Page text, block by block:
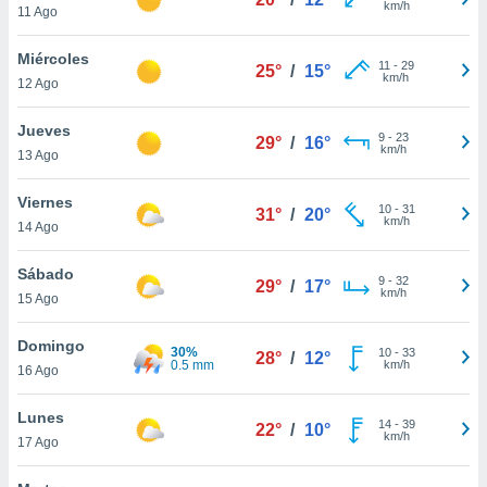
más
nuestra
y
disponible
cookies
aceptar
11 Ago
km/h
Miércoles
12 Ago
25° / 15° 11 - 29
km/h
Jueves
13 Ago
29° / 16° 9- 23
km/h
Viernes
14 Ago
31° / 20° 10- 31
km/h
Sábado
15 Ago
29° / 17° 9- 32
km/h
Domingo
16 Ago
30%
0.5 mm
28° / 12° 10- 33
km/h
Lunes
17 Ago
22° / 10° 14- 39
km/h